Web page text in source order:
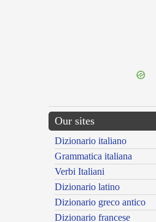
Our sites
Dizionario italiano
Grammatica italiana
Verbi Italiani
Dizionario latino
Dizionario greco antico
Dizionario francese